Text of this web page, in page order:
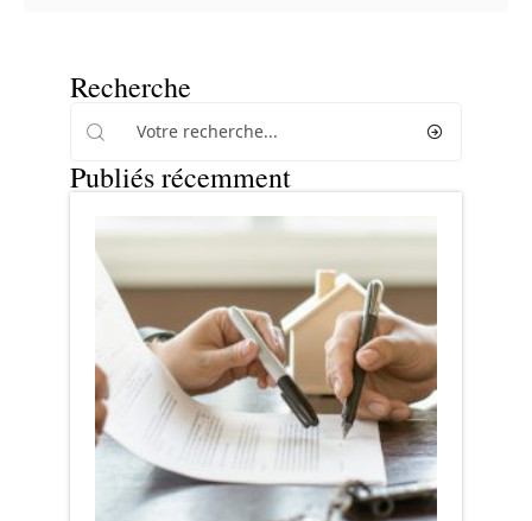
Recherche
Publiés récemment